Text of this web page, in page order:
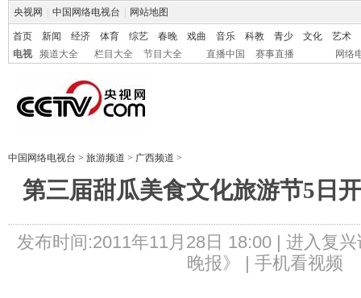
央视网 中国网络电视台 网站地图
首页 新闻 经济 体育 综艺 春晚 戏曲 音乐 科教 青少 文化
艺术
电视
频道大全 栏目大全 节目大全 直播中国 赛事直播 网络
中国网络电视台 > 旅游频道 > 广西频道 >
第三届甜瓜美食文化旅游节5日
发布时间:2011年11月28日 18:00 | 进入复兴
晚报》 | 手机看视频